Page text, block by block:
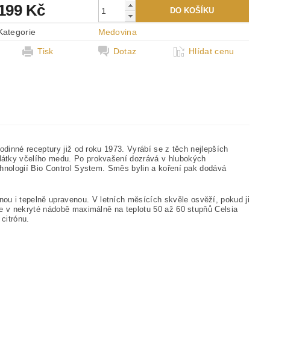
Kč
Medovina
Tisk
Dotaz Hlídat cenu
receptury již od roku 1973. Vyrábí se z těch nejlepších
včelího medu. Po prokvašení dozrává v hlubokých
Bio Control System. Směs bylin a koření pak dodává
i tepelně upravenou. V letních měsících skvěle osvěží, pokud ji
nekryté nádobě maximálně na teplotu 50 až 60 stupňů Celsia